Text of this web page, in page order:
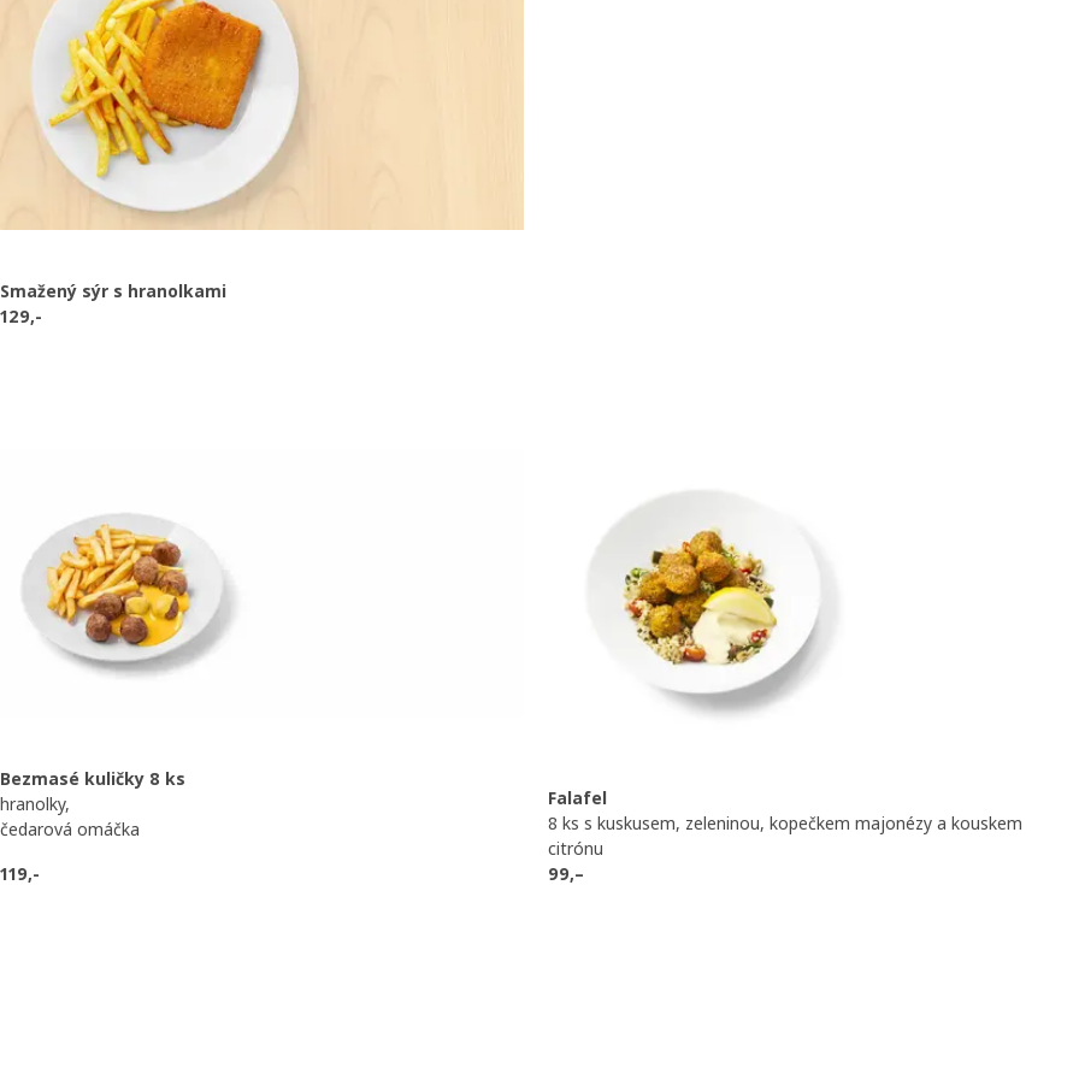
Smažený sýr s hranolkami
129,-
Bezmasé kuličky 8 ks
hranolky,
čedarová omáčka
119,-
Falafel
8 ks s kuskusem, zeleninou, kopečkem majonézy a kouskem
citrónu
99,–